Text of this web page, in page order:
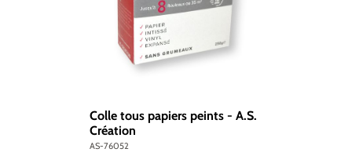
Colle tous papiers peints - A.S.
Création
AS-76052